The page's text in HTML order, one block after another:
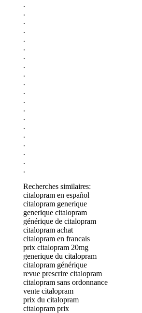
.
.
.
.
.
.
.
.
.
.
.
.
.
.
.
.
.
.
.
.
Recherches similaires:
citalopram en español
citalopram generique
generique citalopram
générique de citalopram
citalopram achat
citalopram en francais
prix citalopram 20mg
generique du citalopram
citalopram générique
revue prescrire citalopram
citalopram sans ordonnance
vente citalopram
prix du citalopram
citalopram prix